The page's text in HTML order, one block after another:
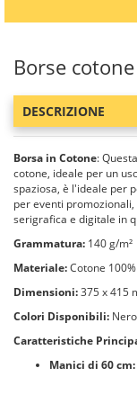
Borse
DESCRIZIONE
Borsa in Cotone:
cotone, ideale per un
spaziosa, è l'ideale per
per eventi
serigrafica e digitale in
Grammatura: 140 g/m²
Materiale:Cotone 100%
Dimensioni:375 x 415
Colori Disponibili:
Caratteristiche
Manici di 60 cm: